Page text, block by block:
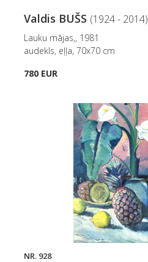
Valdis BUŠS (1924 - 2014)
Lauku mājas,, 1981
audekls, eļļa, 70x70 cm
780 EUR
NR. 928